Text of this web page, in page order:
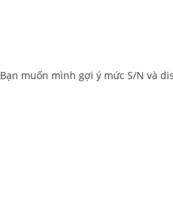
muốn mình gợi ý mức S/N và